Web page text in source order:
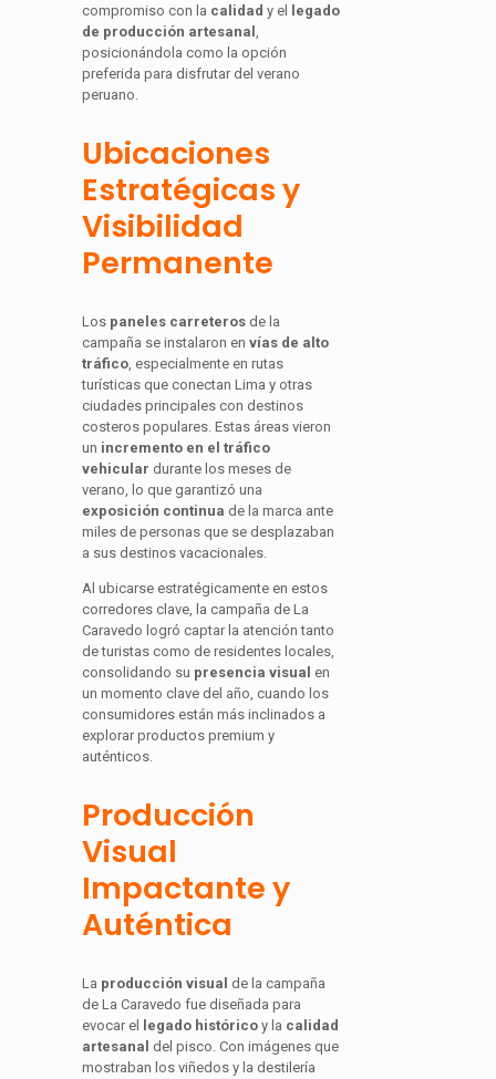
compromiso con la calidad y el legado
de producción artesanal
posicionándola como la opción
preferida para disfrutar del verano
peruano.
Ubicaciones
Estratégicas y
Visibilidad
Permanente
Los paneles carreteros de la
campaña se instalaron en vías de alto
tráfico , especialmente en rutas
turísticas que conectan Lima y otras
ciudades principales con destinos
costeros populares. Estas áreas vieron
un incremento en el tráfico
vehicular durante los meses de
verano, lo que garantizó una
exposición continua de la marca ante
miles de personas que se desplazaban
a sus destinos vacacionales.
Al ubicarse estratégicamente en estos
corredores clave, la campaña de La
Caravedo logró captar la atención tanto
de turistas como de residentes locales,
consolidando su presencia visual en
un momento clave del año, cuando los
consumidores están más inclinados a
explorar productos premium y
auténticos.
Producción
Visual
Impactante y
Auténtica
La producción visual de la campaña
de La Caravedo fue diseñada para
evocar el legado histórico y la calidad
artesanal del pisco. Con imágenes que
mostraban los viñedos y la destilería